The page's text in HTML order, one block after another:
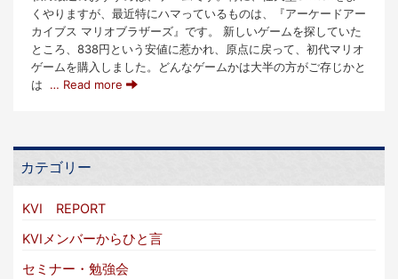
くやりますが、最近特にハマっているものは、『アーケードアー
カイブス マリオブラザーズ』です。 新しいゲームを探していた
ところ、838円という安値に惹かれ、原点に戻って、初代マリオ
ゲームを購入しました。どんなゲームかは大半の方がご存じかと
は … Read more
カテゴリー
KVI REPORT
KVIメンバーからひと言
セミナー・勉強会